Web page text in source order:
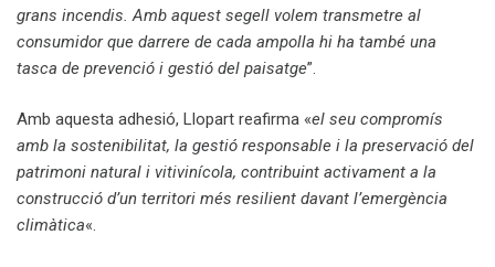
grans incendis. Amb aquest segell volem transmetre al
consumidor que darrere de cada ampolla hi ha també una
tasca de prevenció i gestió del paisatge”.
Amb aquesta adhesió, Llopart reafirma «el seu compromís
amb la sostenibilitat, la gestió responsable i la preservació del
patrimoni natural i vitivinícola, contribuint activament a la
construcció d’un territori més resilient davant l’emergència
climàtica«.